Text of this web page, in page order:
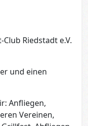
Riedstadt e.V.
und einen
Anfliegen,
Vereinen,